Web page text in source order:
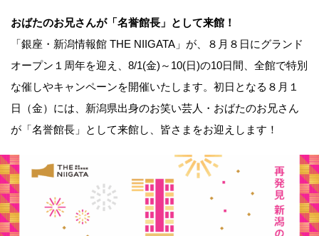
おばたのお兄さんが「名誉館長」として来館！
「銀座・新潟情報館 THE NIIGATA」が、８月８日にグランド
オープン１周年を迎え、8/1(金)～10(日)の10日間、全館で特別
な催しやキャンペーンを開催いたします。初日となる８月１
日（金）には、新潟県出身のお笑い芸人・おばたのお兄さん
が「名誉館長」として来館し、皆さまをお迎えします！